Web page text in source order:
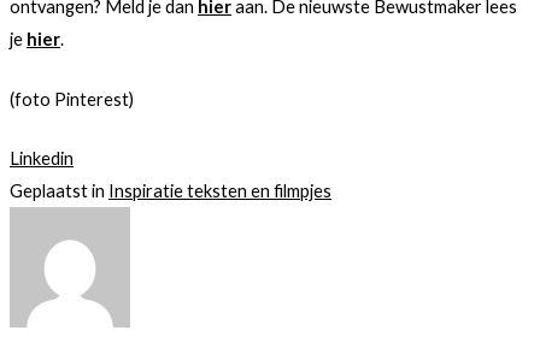
ontvangen? Meld je dan hieraan. De nieuwste Bewustmaker lees
je hier.
(foto Pinterest)
Linkedin
Geplaatst in Inspiratie teksten en filmpjes